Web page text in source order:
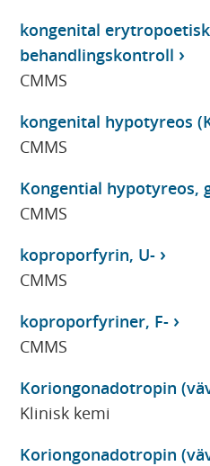
kongenital
behandlingskontroll
CMMS
kongenital hypotyreos
CMMS
Kongential hypotyreos,
CMMS
koproporfyrin, U-
CMMS
koproporfyriner, F-
CMMS
Koriongonadotropin
Klinisk kemi
Koriongonadotropin